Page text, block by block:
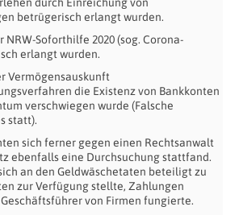
betrügerisch erlangt wurden.
NRW-Soforthilfe 2020 (sog. Corona-
erlangt wurden.
Vermögensauskunft
die Existenz von Bankkonten
verschwiegen wurde (Falsche
statt).
sich ferner gegen einen Rechtsanwalt
ebenfalls eine Durchsuchung stattfand.
an den Geldwäschetaten beteiligt zu
zur Verfügung stellte, Zahlungen
Geschäftsführer von Firmen fungierte.